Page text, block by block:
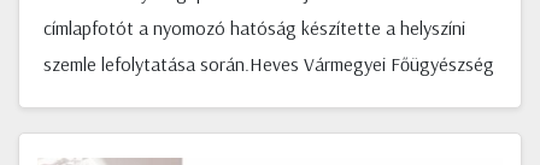
címlapfotót a nyomozó hatóság készítette a helyszíni
szemle lefolytatása során.Heves Vármegyei Főügyészség